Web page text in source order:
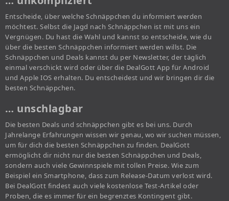
Entscheide, über welche Schnäppchen du informiert werden
möchtest. Selbst die Jagd nach Schnäppchen ist mit uns ein
Vergnügen. Du hast die Wahl und kannst so entscheide, wie du
über die besten Schnäppchen informiert werden willst. Die
Schnäppchen und Deals kannst du per Newsletter, der täglich
einmal verschickt wird oder über die DealGott App für Android
und Apple IOS erhalten. Du entscheidest und wir bringen dir die
besten Schnäppchen.
… unschlagbar
Die besten Deals und schnäppchen gibt es bei uns. Durch
Jahrelange Erfahrungen wissen wir genau, wo wir suchen müssen,
um für dich die besten Schnäppchen zu finden. DealGott
ermöglicht dir nicht nur die besten Schnäppchen und Deals,
sondern auch viele Gewinnspiele mit tollen Preise. Wie zum
Beispiel ein Smartphone, dass zum Release-Datum verlost wird.
Bei DealGott findest auch viele kostenlose Test-Artikel oder
Proben, die es immer für ein begrenztes Kontingent gibt.